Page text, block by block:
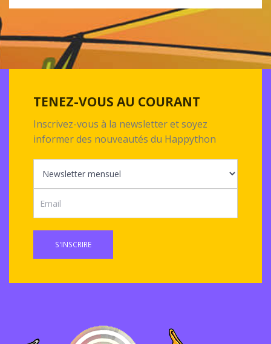
TENEZ-VOUS AU COURANT
Inscrivez-vous à la newsletter et soyez
informer des nouveautés du Happython
S'INSCRIRE